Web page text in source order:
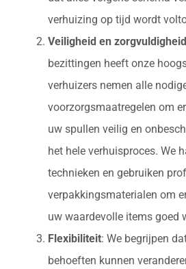
verhuizing op tijd wordt
Veiligheid en zorgvuldigheid
bezittingen heeft onze
verhuizers nemen alle
voorzorgsmaatregelen om
uw spullen veilig en
het hele verhuisproces. We
technieken en gebruiken
verpakkingsmaterialen om
uw waardevolle items goed
Flexibiliteit: We begrijpen
behoeften kunnen